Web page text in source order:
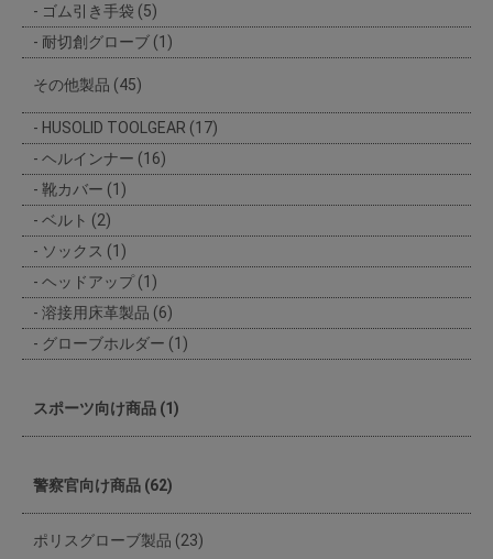
ゴム引き手袋 (5)
耐切創グローブ (1)
その他製品 (45)
HUSOLID TOOLGEAR (17)
ヘルインナー (16)
靴カバー (1)
ベルト (2)
ソックス (1)
ヘッドアップ (1)
溶接用床革製品 (6)
グローブホルダー (1)
スポーツ向け商品 (1)
警察官向け商品 (62)
ポリスグローブ製品 (23)